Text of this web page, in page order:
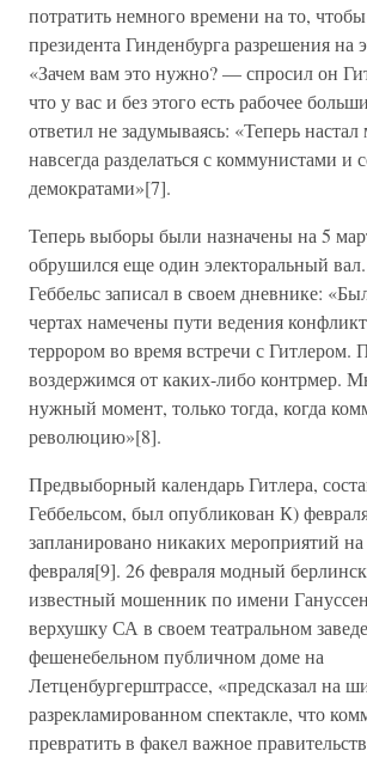
потратить немного времени на то,
президента Гинденбурга разрешения на
«Зачем вам это нужно? — спросил он
что у вас и без этого есть рабочее
ответил не задумываясь: «Теперь
навсегда разделаться с коммунистами и
демократами»[7].
Теперь выборы были назначены на 5
обрушился еще один электоральный
Геббельс записал в своем дневнике:
чертах намечены пути ведения
террором во время встречи с Гитлером.
воздержимся от каких-либо контрмер.
нужный момент, только тогда, когда
революцию»[8].
Предвыборный календарь Гитлера,
Геббельсом, был опубликован К)
запланировано никаких мероприятий
февраля[9]. 26 февраля модный
известный мошенник по имени
верхушку СА в своем театральном
фешенебельном публичном доме на
Летценбургерштрассе, «предсказал на
разрекламированном спектакле, что
превратить в факел важное